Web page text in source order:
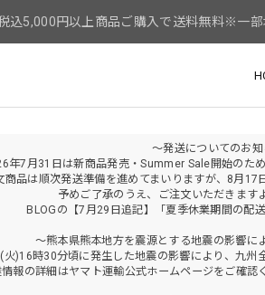
込5,000円以上商品ご購入で送料無料※一
～発送についてのお
年7月31日は新商品発売・Summer Sale開始のた
商品は順次発送準備を進めてまいりますが、8月17
予めご了承のうえ、ご注文いただきます
BLOGの【7月29日追記】「夏季休業期間の配
～熊本県熊本地方を震源とする地震の影響に
)16時30分頃に発生した地震の影響により、九州
報の詳細はヤマト運輸公式ホームページをご確認